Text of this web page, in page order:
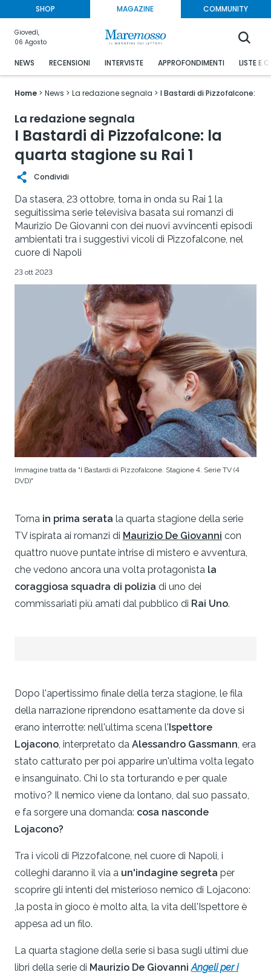
SHOP MAGAZINE COMMUNITY
Giovedì,
06 Agosto
NEWS RECENSIONI INTERVISTE APPROFONDIMENTI LISTE E
Home News La redazione segnala I Bastardi di Pizzofalcone: la
La redazione segnala
I Bastardi di Pizzofalcone: la
quarta stagione su Rai 1
Condividi
Da stasera, 23 ottobre, torna in onda su Rai 1 la
seguitissima serie televisiva basata sui romanzi di
Maurizio De Giovanni con dei nuovi avvincenti episodi
ambientati tra i suggestivi vicoli di Pizzofalcone, nel
cuore di Napoli
23 ott 2023
Immagine tratta da "I Bastardi di Pizzofalcone. Stagione 4. Serie TV (4
DVD)"
Torna in prima serata la quarta stagione della serie
TV ispirata ai romanzi di Maurizio De Giovanni con
quattro nuove puntate intrise di mistero e avventura,
che vedono ancora una volta protagonista la
coraggiosa squadra di polizia di uno dei
commissariati più amati dal pubblico di Rai Uno.
Dopo l'apertissimo finale della terza stagione, le fila
della narrazione riprendono esattamente da dove si
erano interrotte: nell'ultima scena l' Ispettore
Lojacono, interpretato da Alessandro Gassmann, era
stato catturato per poi apparire un'ultima volta legato
e insanguinato. Chi lo sta torturando e per quale
motivo? Il nemico viene da lontano, dal suo passato,
e fa sorgere una domanda: cosa nasconde
Lojacono?
Tra i vicoli di Pizzofalcone, nel cuore di Napoli, i
colleghi daranno il via a un'indagine segreta per
scoprire gli intenti del misterioso nemico di Lojacono:
,la posta in gioco è molto alta, la vita dell'Ispettore è
appesa ad un filo.
La quarta stagione della serie si basa sugli ultimi due
libri della serie di Maurizio De Giovanni Angeli per i